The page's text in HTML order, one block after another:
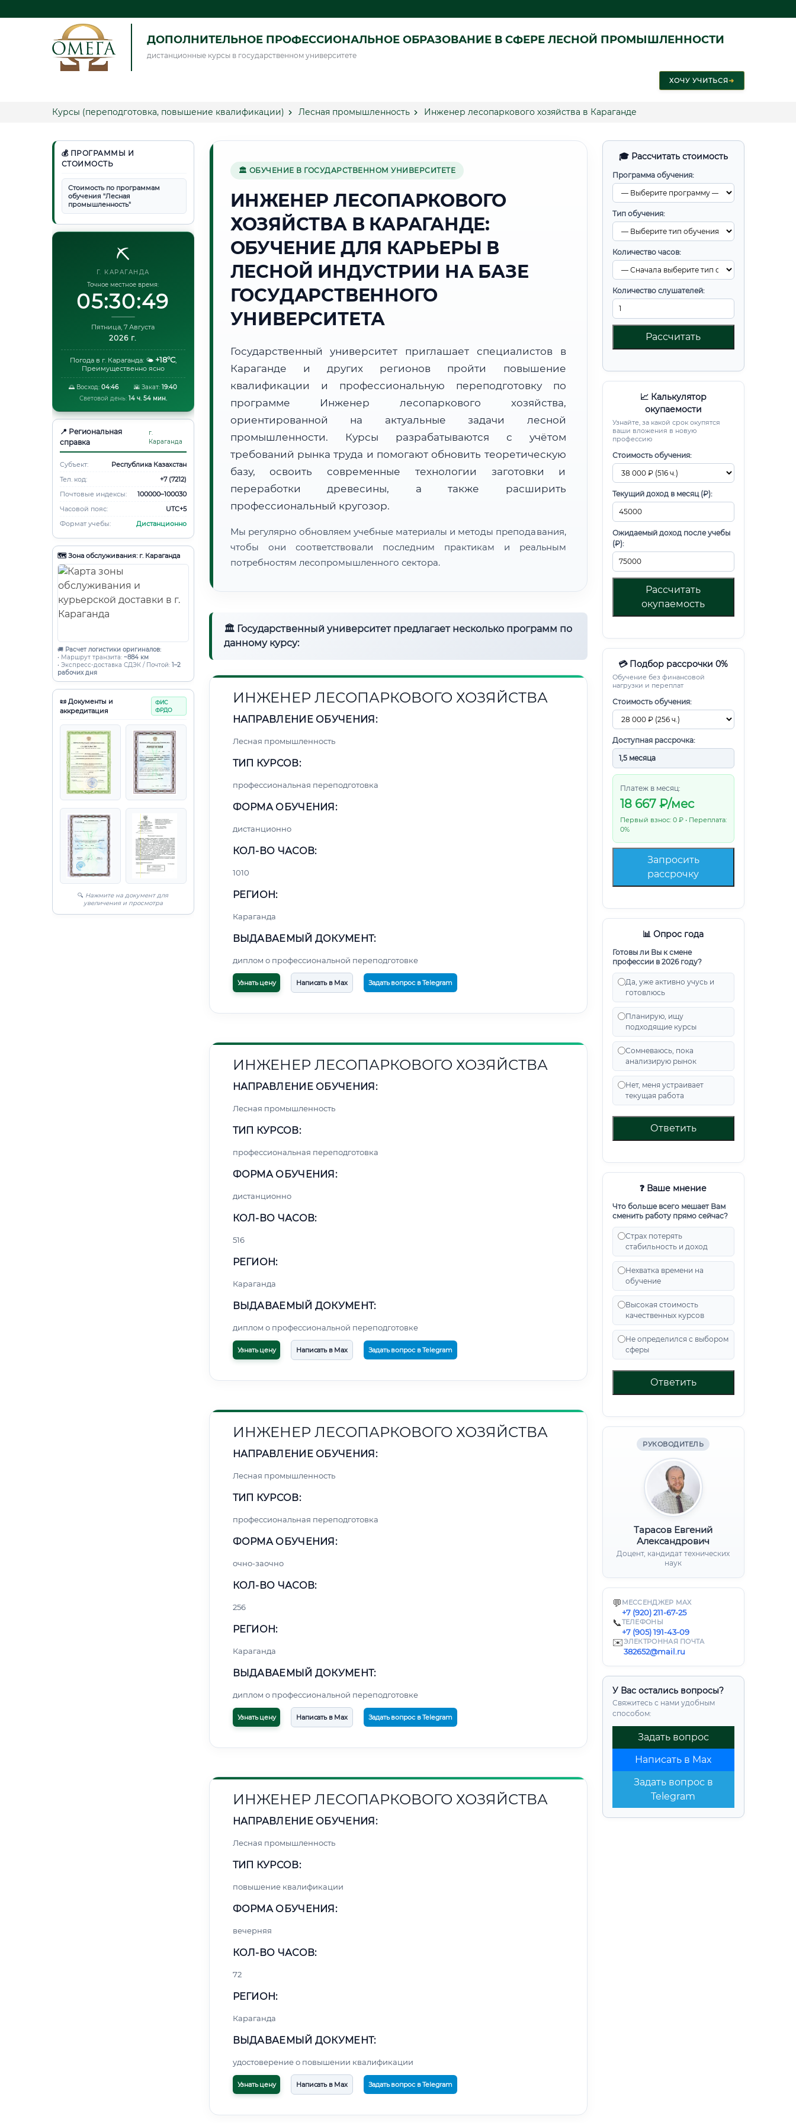
ДОПОЛНИТЕЛЬНОЕ ПРОФЕССИОНАЛЬНОЕ ОБРАЗОВАНИЕ В СФЕРЕ ЛЕСНОЙ ПРОМЫШЛЕННОСТИ
дистанционные курсы в государственном университете
ХОЧУ УЧИТЬСЯ➜
Курсы (переподготовка, повышение квалификации) Лесная промышленность Инженер лесопаркового хозяйства в Караганде
💰 ПРОГРАММЫ И
СТОИМОСТЬ
Стоимость по программам
обучения "Лесная
промышленность"
⛏️
Г. КАРАГАНДА
Точное местное время:
05:30:50
Пятница, 7 Августа
2026 г.
Погода в г. Караганда: 🌤️ +18°C,
Преимущественно ясно
🌅 Восход: 04:46 🌇 Закат:19:40
Световой день: 14 ч. 54 мин.
📍 Региональная
справка
г.
Караганда
Субъект:
Республика Казахстан
Тел. код:
+7 (7212)
Почтовые индексы:
100000–100030
Часовой пояс:
UTC+5
Формат учебы:
Дистанционно
🗺️ Зона обслуживания: г. Караганда
🚚 Расчет логистики оригиналов:
• Маршрут транзита: ~884 км
• Экспресс-доставка СДЭК / Почтой: 1–2
рабочих дня
📜 Документы и
аккредитация
ФИС
ФРДО
🔍 Нажмите на документ для
увеличения и просмотра
🎓 Рассчитать стоимость
Программа обучения:
Тип обучения:
Количество часов:
Количество слушателей:
Рассчитать
📈 Калькулятор
окупаемости
Узнайте, за какой срок окупятся
ваши вложения в новую
профессию
Стоимость обучения:
Текущий доход в месяц (₽):
Ожидаемый доход после учебы
(₽):
Рассчитать
окупаемость
💳 Подбор рассрочки 0%
Обучение без финансовой
нагрузки и переплат
Стоимость обучения:
Доступная рассрочка:
Платеж в месяц:
18 667₽/мес
Первый взнос: 0 ₽ • Переплата:
0%
Запросить
рассрочку
📊 Опрос года
Готовы ли Вы к смене
профессии в 2026 году?
Да, уже активно учусь и
готовлюсь
Планирую, ищу
подходящие курсы
Сомневаюсь, пока
анализирую рынок
Нет, меня устраивает
текущая работа
Ответить
❓ Ваше мнение
Что больше всего мешает Вам
сменить работу прямо сейчас?
Страх потерять
стабильность и доход
Нехватка времени на
обучение
Высокая стоимость
качественных курсов
Не определился с выбором
сферы
Ответить
РУКОВОДИТЕЛЬ
Тарасов Евгений
Александрович
Доцент, кандидат технических
наук
💬 МЕССЕНДЖЕР MAX
+7 (920) 211-67-25
📞ТЕЛЕФОНЫ
+7 (905) 191-43-09
✉️ЭЛЕКТРОННАЯ ПОЧТА
382652@mail.ru
У Вас остались вопросы?
Свяжитесь с нами удобным
способом:
Задать вопрос
Написать в Max
Задать вопрос в
Telegram
🏛 ОБУЧЕНИЕ В ГОСУДАРСТВЕННОМ УНИВЕРСИТЕТЕ
ИНЖЕНЕР ЛЕСОПАРКОВОГО
ХОЗЯЙСТВА В КАРАГАНДЕ:
ОБУЧЕНИЕ ДЛЯ КАРЬЕРЫ В
ЛЕСНОЙ ИНДУСТРИИ НА БАЗЕ
ГОСУДАРСТВЕННОГО
УНИВЕРСИТЕТА
Государственный университет приглашает специалистов в
Караганде и других регионов пройти повышение
квалификации и профессиональную переподготовку по
программе Инженер лесопаркового хозяйства,
ориентированной на актуальные задачи лесной
промышленности. Курсы разрабатываются с учётом
требований рынка труда и помогают обновить теоретическую
базу, освоить современные технологии заготовки и
переработки древесины, а также расширить
профессиональный кругозор.
Мы регулярно обновляем учебные материалы и методы преподавания,
чтобы они соответствовали последним практикам и реальным
потребностям лесопромышленного сектора.
🏛 Государственный университет предлагает несколько программ по
данному курсу:
ИНЖЕНЕР ЛЕСОПАРКОВОГО ХОЗЯЙСТВА
НАПРАВЛЕНИЕ ОБУЧЕНИЯ:
Лесная промышленность
ТИП КУРСОВ:
профессиональная переподготовка
ФОРМА ОБУЧЕНИЯ:
дистанционно
КОЛ-ВО ЧАСОВ:
1010
РЕГИОН:
Караганда
ВЫДАВАЕМЫЙ ДОКУМЕНТ:
диплом о профессиональной переподготовке
Узнать цену Написать в Max Задать вопрос в Telegram
ИНЖЕНЕР ЛЕСОПАРКОВОГО ХОЗЯЙСТВА
НАПРАВЛЕНИЕ ОБУЧЕНИЯ:
Лесная промышленность
ТИП КУРСОВ:
профессиональная переподготовка
ФОРМА ОБУЧЕНИЯ:
дистанционно
КОЛ-ВО ЧАСОВ:
516
РЕГИОН:
Караганда
ВЫДАВАЕМЫЙ ДОКУМЕНТ:
диплом о профессиональной переподготовке
Узнать цену Написать в Max Задать вопрос в Telegram
ИНЖЕНЕР ЛЕСОПАРКОВОГО ХОЗЯЙСТВА
НАПРАВЛЕНИЕ ОБУЧЕНИЯ:
Лесная промышленность
ТИП КУРСОВ:
профессиональная переподготовка
ФОРМА ОБУЧЕНИЯ:
очно-заочно
КОЛ-ВО ЧАСОВ:
256
РЕГИОН:
Караганда
ВЫДАВАЕМЫЙ ДОКУМЕНТ:
диплом о профессиональной переподготовке
Узнать цену Написать в Max Задать вопрос в Telegram
ИНЖЕНЕР ЛЕСОПАРКОВОГО ХОЗЯЙСТВА
НАПРАВЛЕНИЕ ОБУЧЕНИЯ:
Лесная промышленность
ТИП КУРСОВ:
повышение квалификации
ФОРМА ОБУЧЕНИЯ:
вечерняя
КОЛ-ВО ЧАСОВ:
72
РЕГИОН:
Караганда
ВЫДАВАЕМЫЙ ДОКУМЕНТ:
удостоверение о повышении квалификации
Узнать цену Написать в Max Задать вопрос в Telegram